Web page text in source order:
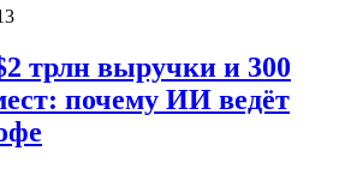
трлн выручки и 300
почему ИИ ведёт